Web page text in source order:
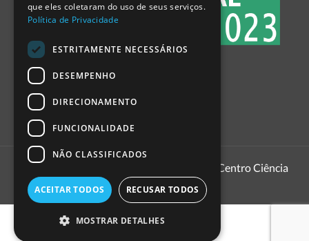
1999 - 2026
Pavilhão do Conhecimento | Centro Ciência
que eles coletaram do uso de seus serviços.
Política de Privacidade
ESTRITAMENTE NECESSÁRIOS
DESEMPENHO
DIRECIONAMENTO
FUNCIONALIDADE
NÃO CLASSIFICADOS
ACEITAR TODOS RECUSAR TODOS
MOSTRAR DETALHES